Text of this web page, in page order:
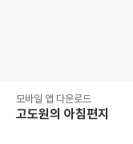
모바일 앱 다운로드
고도원의 아침편지